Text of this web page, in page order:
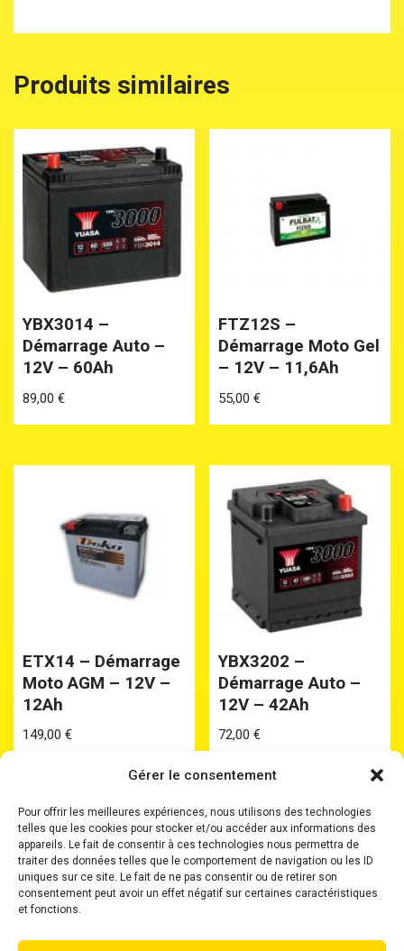
Gérer le consentement
Pour offrir les meilleures expériences, nous utilisons des technologies
telles que les cookies pour stocker et/ou accéder aux informations des
appareils. Le fait de consentir à ces technologies nous permettra de
traiter des données telles que le comportement de navigation ou les ID
uniques sur ce site. Le fait de ne pas consentir ou de retirer son
consentement peut avoir un effet négatif sur certaines caractéristiques
et fonctions.
Produits similaires
YBX3014 –
Démarrage Auto –
12V – 60Ah
89,00 €
FTZ12S –
Démarrage Moto Gel
– 12V – 11,6Ah
55,00€
ETX14 – Démarrage
Moto AGM – 12V –
12Ah
149,00 €
YBX3202 –
Démarrage Auto –
12V – 42Ah
72,00€
Accueil Batteries
Batteries Plomb Etanche
Chargeurs